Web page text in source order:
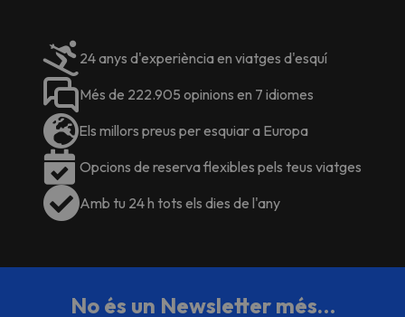
24 anys d'experiència en viatges d'esquí
Més de 222.905 opinions en 7 idiomes
Els millors preus per esquiar a Europa
Opcions de reserva flexibles pels teus viatges
Amb tu 24 h tots els dies de l'any
No és un Newsletter més…